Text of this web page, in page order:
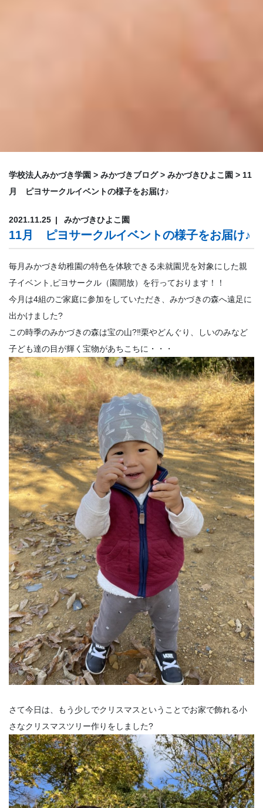
学校法人みかづき学園 > みかづきブログ> みかづきひよこ園 > 11
月 ピヨサークルイベントの様子をお届け♪
2021.11.25 みかづきひよこ園
11月 ピヨサークルイベントの様子をお届け♪
毎月みかづき幼稚園の特色を体験できる未就園児を対象にした親
子イベント,ピヨサークル（園開放）を行っております！！
今月は4組のご家庭に参加をしていただき、みかづきの森へ遠足に
出かけました?
この時季のみかづきの森は宝の山?‼栗やどんぐり、しいのみなど
子ども達の目が輝く宝物があちこちに・・・
さて今日は、もう少しでクリスマスということでお家で飾れる小
さなクリスマスツリー作りをしました?